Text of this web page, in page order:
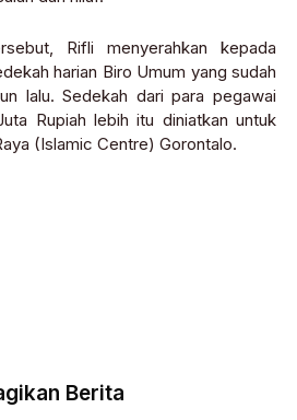
Rifli menyerahkan kepada
harian Biro Umum yang sudah
lalu. Sedekah dari para pegawai
Rupiah lebih itu diniatkan untuk
(Islamic Centre) Gorontalo.
Berita